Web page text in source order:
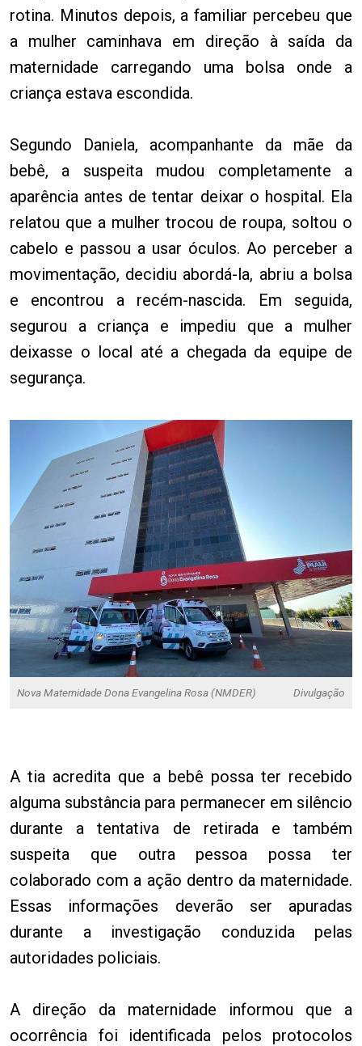
rotina. Minutos depois, a familiar percebeu que
a mulher caminhava em direção à saída da
maternidade carregando uma bolsa onde a
criança estava escondida.
Segundo Daniela, acompanhante da mãe da
bebê, a suspeita mudou completamente a
aparência antes de tentar deixar o hospital. Ela
relatou que a mulher trocou de roupa, soltou o
cabelo e passou a usar óculos. Ao perceber a
movimentação, decidiu abordá-la, abriu a bolsa
e encontrou a recém-nascida. Em seguida,
segurou a criança e impediu que a mulher
deixasse o local até a chegada da equipe de
segurança.
Nova Maternidade Dona Evangelina Rosa (NMDER) Divulgação
A tia acredita que a bebê possa ter recebido
alguma substância para permanecer em silêncio
durante a tentativa de retirada e também
suspeita que outra pessoa possa ter
colaborado com a ação dentro da maternidade.
Essas informações deverão ser apuradas
durante a investigação conduzida pelas
autoridades policiais.
A direção da maternidade informou que a
ocorrência foi identificada pelos protocolos